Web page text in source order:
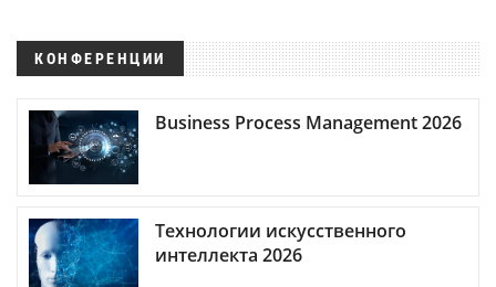
КОНФЕРЕНЦИИ
Business Process Management 2026
Технологии искусственного
интеллекта 2026